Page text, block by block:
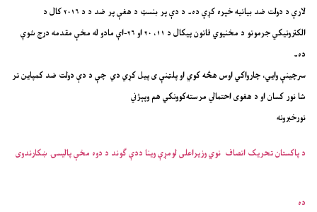
لارې د دولت ضد بیانیه خپره کړې ده۔ د دې پر بنسټ د هغې پر ضد د د ۲۰۱۶ کال د
الکترونیکي جرمونو د مخنیوي قانون پیکال د ۱۱، ۲۰ او ۲۶-اې مادو له مخې مقدمه درج شوې
ده۔
سرچینې وایي، چارواکي اوس هڅه کوي او پلټنې ی پیل کړي دي چې د دې دولت ضد کمپاین تر
شا نور کسان او د هغوی احتمالي مرسته‌کوونکي هم وپېژني
نورخبرونه
د پاکستان تحریک انصاف نوي وزیراعلی لومړې وینا ددې ګوند د دوه مخې پالیسۍ ښکارندوی
ده